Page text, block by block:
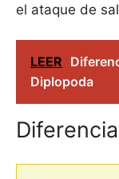
el ataque de
LEER
Diplopoda